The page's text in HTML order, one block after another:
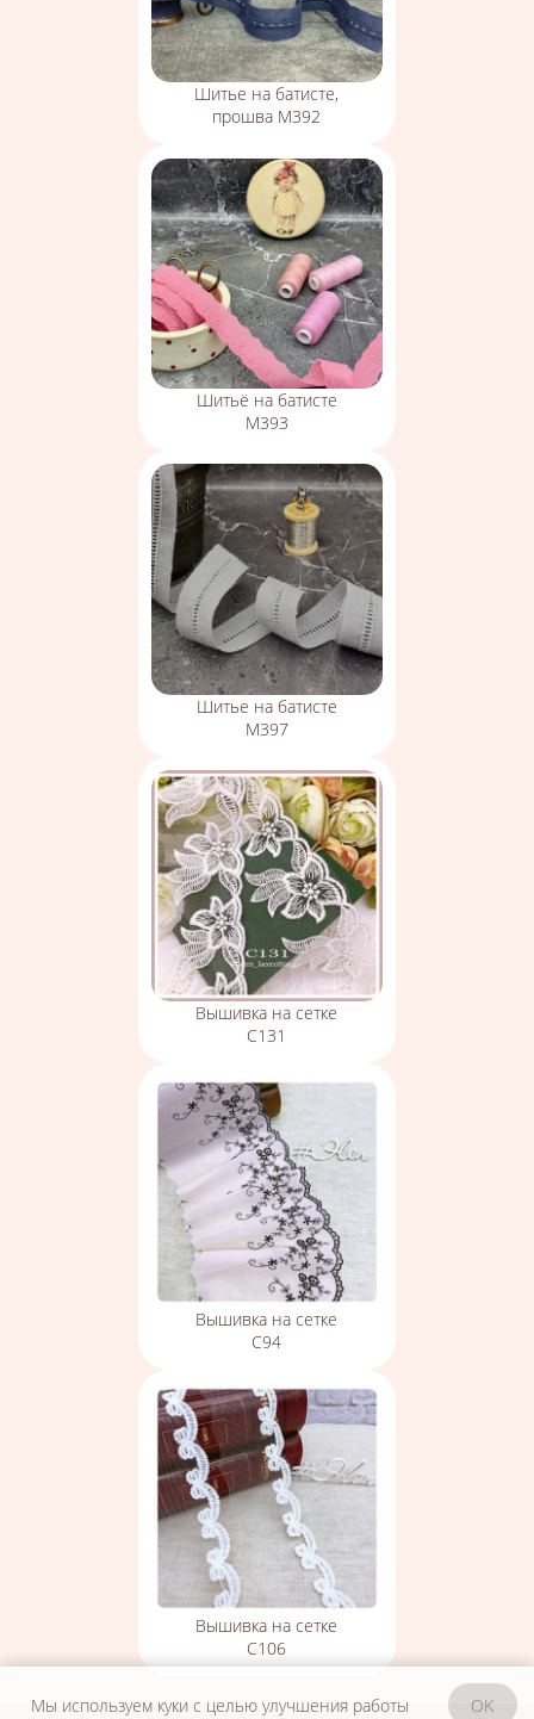
Шитье на батисте,
прошва М392
Шитьё на батисте
М393
Шитье на батисте
М397
Вышивка на сетке
С131
Вышивка на сетке
С94
Вышивка на сетке
С106
Мы используем куки с целью улучшения работы
OK